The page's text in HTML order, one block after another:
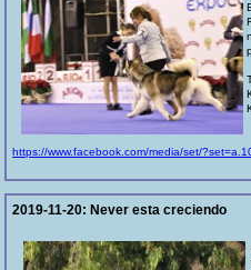
https://www.facebook.com/media/set/
2019-11-20:Never esta creciendo